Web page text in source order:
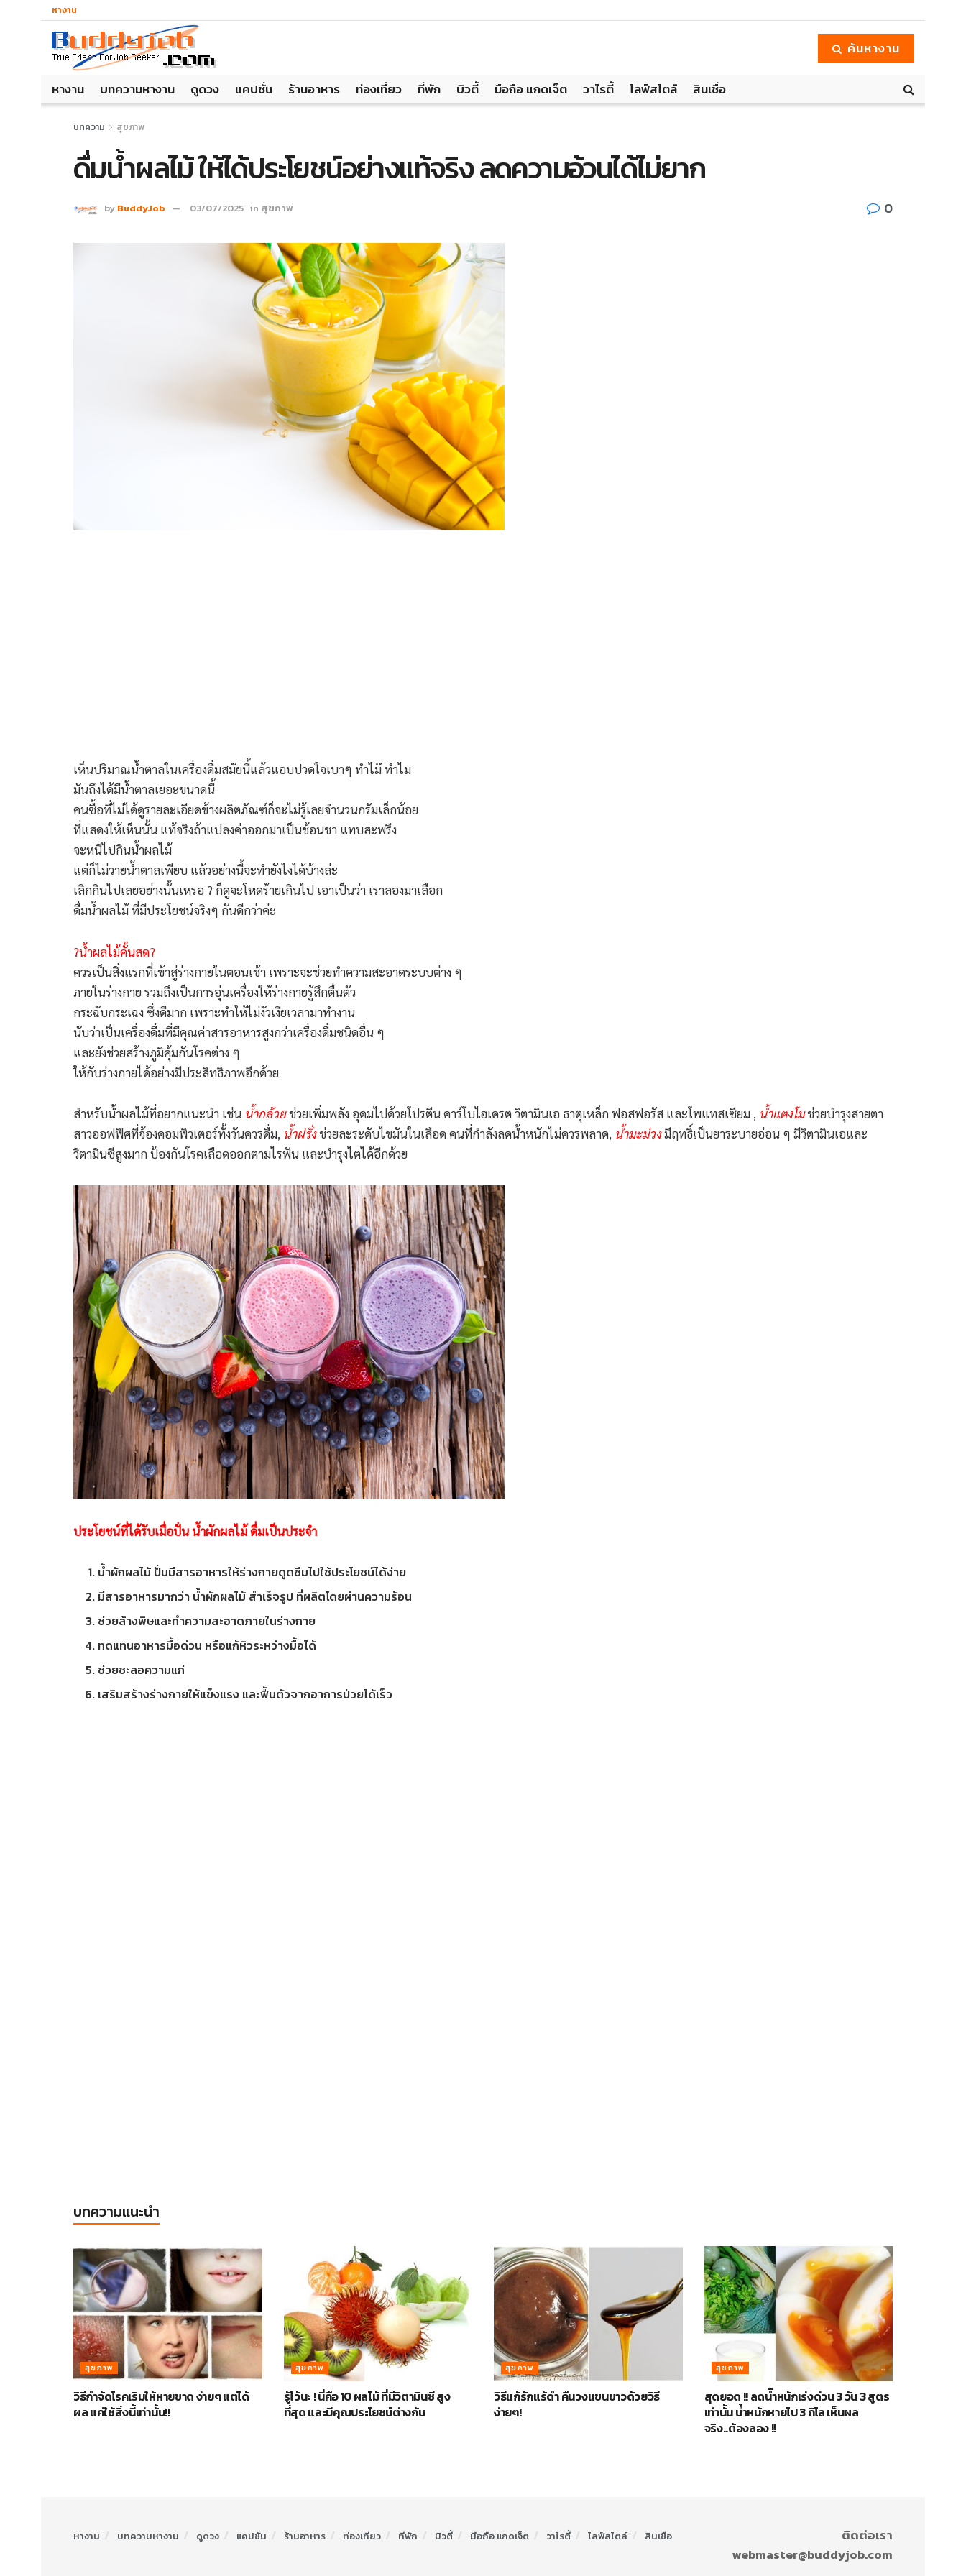
หางาน
ค้นหางาน
หางาน บทความหางาน ดูดวง แคปชั่น ร้านอาหาร ท่องเที่ยว ที่พัก บิวตี้ มือถือ แกดเจ็ต วาไรตี้ ไลฟ์สไตล์ สินเชื่อ
บทความ สุขภาพ
ดื่มน้ำผลไม้ ให้ได้ประโยชน์อย่างแท้จริง ลดความอ้วนได้ไม่ยาก
by BuddyJob 03/07/2025 in สุขภาพ 0
เห็นปริมาณน้ำตาลในเครื่องดื่มสมัยนี้แล้วแอบปวดใจเบาๆ ทำไม๊ ทำไม
มันถึงได้มีน้ำตาลเยอะขนาดนี้
คนซื้อที่ไม่ได้ดูรายละเอียดข้างผลิตภัณฑ์ก็จะไม่รู้เลยจำนวนกรัมเล็กน้อย
ที่แสดงให้เห็นนั้น แท้จริงถ้าแปลงค่าออกมาเป็นช้อนชา แทบสะพรึง
จะหนีไปกินน้ำผลไม้
แต่ก็ไม่วายน้ำตาลเพียบ แล้วอย่างนี้จะทำยังไงได้บ้างล่ะ
เลิกกินไปเลยอย่างนั้นเหรอ ? ก็ดูจะโหดร้ายเกินไป เอาเป็นว่า เราลองมาเลือก
ดื่มน้ำผลไม้ ที่มีประโยชน์จริงๆ กันดีกว่าค่ะ
?น้ำผลไม้คั้นสด?
ควรเป็นสิ่งแรกที่เข้าสู่ร่างกายในตอนเช้า เพราะจะช่วยทำความสะอาดระบบต่าง ๆ
ภายในร่างกาย รวมถึงเป็นการอุ่นเครื่องให้ร่างกายรู้สึกตื่นตัว
กระฉับกระเฉง ซึ่งดีมาก เพราะทำให้ไม่งัวเงียเวลามาทำงาน
นับว่าเป็นเครื่องดื่มที่มีคุณค่าสารอาหารสูงกว่าเครื่องดื่มชนิดอื่น ๆ
และยังช่วยสร้างภูมิคุ้มกันโรคต่าง ๆ
ให้กับร่างกายได้อย่างมีประสิทธิภาพอีกด้วย
สำหรับน้ำผลไม้ที่อยากแนะนำ เช่น น้ำกล้วยช่วยเพิ่มพลัง อุดมไปด้วยโปรตีน คาร์โบไฮเดรต วิตามินเอ ธาตุเหล็ก ฟอสฟอรัส และโพแทสเซียม , น้ำแตงโมช่วยบำรุงสายตา
สาวออฟฟิศที่จ้องคอมพิวเตอร์ทั้งวันควรดื่ม, น้ำฝรั่งช่วยละระดับไขมันในเลือด คนที่กำลังลดน้ำหนักไม่ควรพลาด, น้ำมะม่วงมีฤทธิ์เป็นยาระบายอ่อน ๆ มีวิตามินเอและ
วิตามินซีสูงมาก ป้องกันโรคเลือดออกตามไรฟัน และบำรุงไตได้อีกด้วย
ประโยชน์ที่ได้รับเมื่อปั่น น้ำผักผลไม้ ดื่มเป็นประจำ
น้ำผักผลไม้ ปั่นมีสารอาหารให้ร่างกายดูดซึมไปใช้ประโยชน์ได้ง่าย
มีสารอาหารมากว่า น้ำผักผลไม้ สำเร็จรูป ที่ผลิตโดยผ่านความร้อน
ช่วยล้างพิษและทำความสะอาดภายในร่างกาย
ทดแทนอาหารมื้อด่วน หรือแก้หิวระหว่างมื้อได้
ช่วยชะลอความแก่
เสริมสร้างร่างกายให้แข็งแรง และฟื้นตัวจากอาการป่วยได้เร็ว
บทความแนะนำ
สุขภาพ
วิธีกำจัดโรคเริมให้หายขาด ง่ายๆ แต่ได้
ผล แค่ใช้สิ่งนี้เท่านั้น!!
สุขภาพ
รู้ไว้นะ ! นี่คือ 10 ผลไม้ ที่มีวิตามินซี สูง
ที่สุด และมีคุณประโยชน์ต่างกัน
สุขภาพ
วิธีแก้รักแร้ดำ คืนวงแขนขาวด้วยวิธี
ง่ายๆ!
สุขภาพ
สุดยอด !! ลดนัำหนักเร่งด่วน 3 วัน 3 สูตร
เท่านั้น น้ำหนักหายไป 3 กิโล เห็นผล
จริง..ต้องลอง !!
หางาน บทความหางาน ดูดวง แคปชั่น ร้านอาหาร ท่องเที่ยว ที่พัก บิวตี้ มือถือ แกดเจ็ต วาไรตี้ ไลฟ์สไตล์ สินเชื่อ
ติดต่อเรา
webmaster@buddyjob.com